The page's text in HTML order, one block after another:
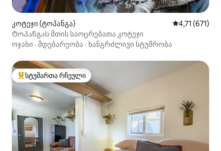
კოტეჯი (ტოპანგა) საშუალო
4,71 (671)
Ტოპანგას მთის საოცრებათა კოტეჯი
ოჯახი · მდებარეობა · ხანგრძლივი სტუმრობა
სტუმართა რჩეული მოწინავე ვარიანტი
სტუმართა რჩეული